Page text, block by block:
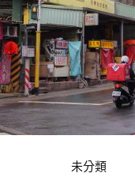
未分類